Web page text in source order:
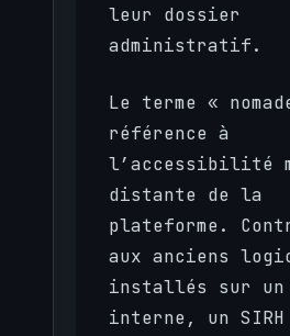
leur dossier
administratif.
Le terme «
référence à
l’accessibilité
distante de la
plateforme.
aux anciens
installés sur un
interne, un SIRH